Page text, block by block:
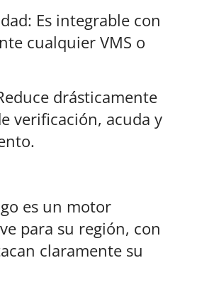
Es integrable con
cualquier VMS o
drásticamente
verificación, acuda y
es un motor
para su región, con
claramente su